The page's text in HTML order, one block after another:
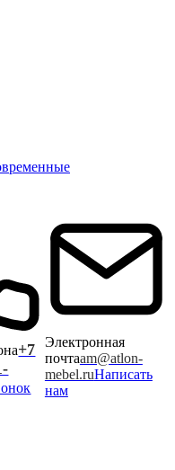
+7
Электронная
почтаam@atlon-
mebel.ruНаписать
нам